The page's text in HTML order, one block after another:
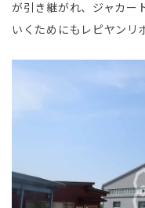
が引き継がれ、ジャカー
いくためにもレピヤンリ